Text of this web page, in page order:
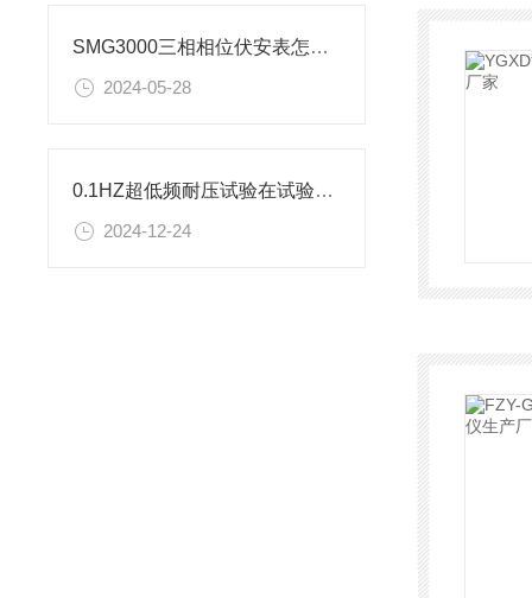
SMG3000三相相位伏安表怎么使用
2024-05-28
0.1HZ超低频耐压试验在试验中的应用
2024-12-24